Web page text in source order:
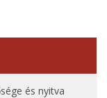
és nyitva